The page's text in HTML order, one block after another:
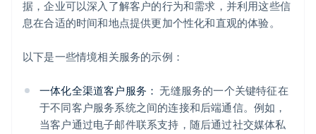
据，企业可以深入了解客户的行为和需求，并利用这些信
息在合适的时间和地点提供更加个性化和直观的体验。
以下是一些情境相关服务的示例：
一体化全渠道客户服务： 无缝服务的一个关键特征在
于不同客户服务系统之间的连接和后端通信。例如，
当客户通过电子邮件联系支持，随后通过社交媒体私